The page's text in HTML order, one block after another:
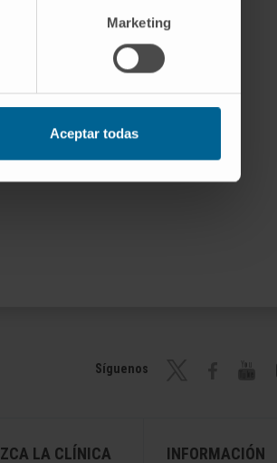
Marketing
Aceptar todas
Síguenos
LA CLÍNICA
INFORMACIÓN